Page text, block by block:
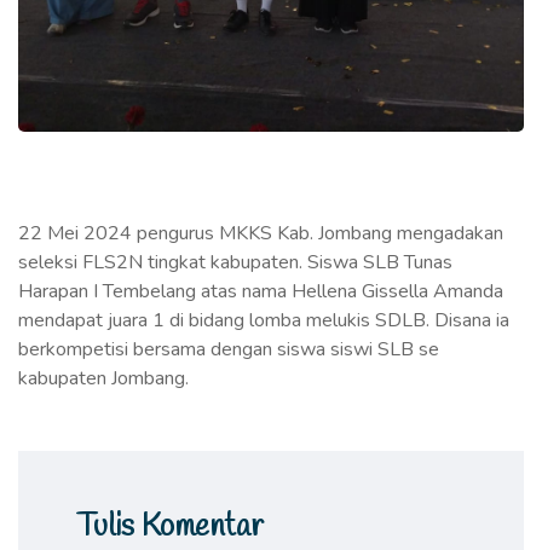
22 Mei 2024 pengurus MKKS Kab. Jombang mengadakan
seleksi FLS2N tingkat kabupaten. Siswa SLB Tunas
Harapan I Tembelang atas nama Hellena Gissella Amanda
mendapat juara 1 di bidang lomba melukis SDLB. Disana ia
berkompetisi bersama dengan siswa siswi SLB se
kabupaten Jombang.
Tulis Komentar